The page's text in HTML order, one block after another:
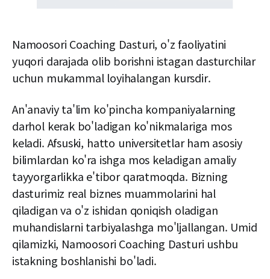
Namoosori Coaching Dasturi, o'z faoliyatini
yuqori darajada olib borishni istagan dasturchilar
uchun mukammal loyihalangan kursdir.
An'anaviy ta'lim ko'pincha kompaniyalarning
darhol kerak bo'ladigan ko'nikmalariga mos
keladi. Afsuski, hatto universitetlar ham asosiy
bilimlardan ko'ra ishga mos keladigan amaliy
tayyorgarlikka e'tibor qaratmoqda. Bizning
dasturimiz real biznes muammolarini hal
qiladigan va o'z ishidan qoniqish oladigan
muhandislarni tarbiyalashga mo'ljallangan. Umid
qilamizki, Namoosori Coaching Dasturi ushbu
istakning boshlanishi bo'ladi.